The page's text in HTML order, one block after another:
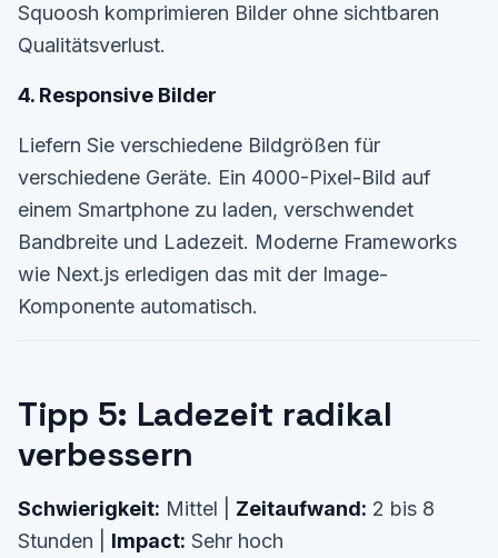
Squoosh komprimieren Bilder ohne sichtbaren
Qualitätsverlust.
4. Responsive Bilder
Liefern Sie verschiedene Bildgrößen für
verschiedene Geräte. Ein 4000-Pixel-Bild auf
einem Smartphone zu laden, verschwendet
Bandbreite und Ladezeit. Moderne Frameworks
wie Next.js erledigen das mit der Image-
Komponente automatisch.
Tipp 5: Ladezeit radikal
verbessern
Schwierigkeit: Mittel | Zeitaufwand: 2 bis 8
Stunden | Impact: Sehr hoch